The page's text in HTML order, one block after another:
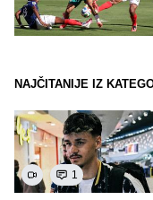
NAJČITANIJE IZ
1